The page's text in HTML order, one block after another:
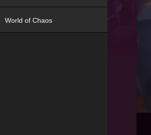
World of Chaos